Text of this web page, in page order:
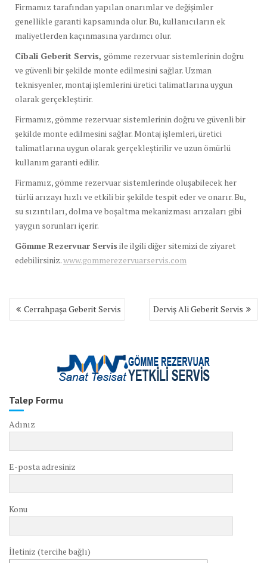
Firmamız tarafından yapılan onarımlar ve değişimler
genellikle garanti kapsamında olur. Bu, kullanıcıların ek
maliyetlerden kaçınmasına yardımcı olur.
Cibali Geberit Servis, gömme rezervuar sistemlerinin doğru
ve güvenli bir şekilde monte edilmesini sağlar. Uzman
teknisyenler, montaj işlemlerini üretici talimatlarına uygun
olarak gerçekleştirir.
Firmamız, gömme rezervuar sistemlerinin doğru ve güvenli bir
şekilde monte edilmesini sağlar. Montaj işlemleri, üretici
talimatlarına uygun olarak gerçekleştirilir ve uzun ömürlü
kullanım garanti edilir.
Firmamız, gömme rezervuar sistemlerinde oluşabilecek her
türlü arızayı hızlı ve etkili bir şekilde tespit eder ve onarır. Bu,
su sızıntıları, dolma ve boşaltma mekanizması arızaları gibi
yaygın sorunları içerir.
Gömme Rezervuar Servis ile ilgili diğer sitemizi de ziyaret
edebilirsiniz.www.gommerezervuarservis.com
Yazı
gezinmesi
Cerrahpaşa Geberit Servis Derviş Ali Geberit Servis
Talep Formu
Adınız
E-posta adresiniz
Konu
İletiniz (tercihe bağlı)